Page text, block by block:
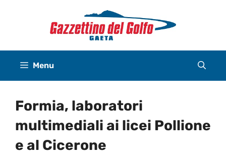
Menu
Formia, laboratori
multimediali ai licei Pollione
e al Cicerone